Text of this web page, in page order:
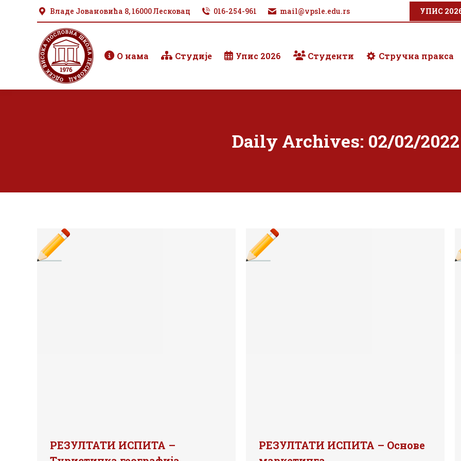
Владе Јовановића 8, 16000 Лесковац 016-254-961 mail@vpsle.edu.rs УПИС
О нама Студије Упис 2026 Студенти Стручна пракса
Daily Archives: 02/02/2022
РЕЗУЛТАТИ ИСПИТА –
РЕЗУЛТАТИ ИСПИТА – Основе